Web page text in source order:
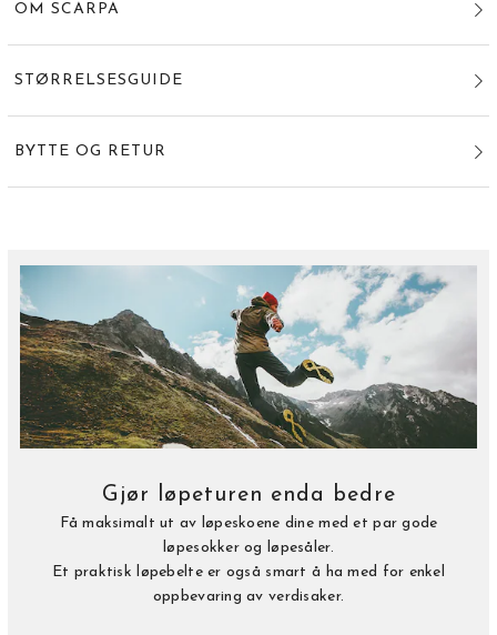
OM SCARPA
STØRRELSESGUIDE
BYTTE OG RETUR
Gjør løpeturen enda bedre
Få maksimalt ut av løpeskoene dine med et par gode
løpesokker og løpesåler.
Et praktisk løpebelte er også smart å ha med for enkel
oppbevaring av verdisaker.